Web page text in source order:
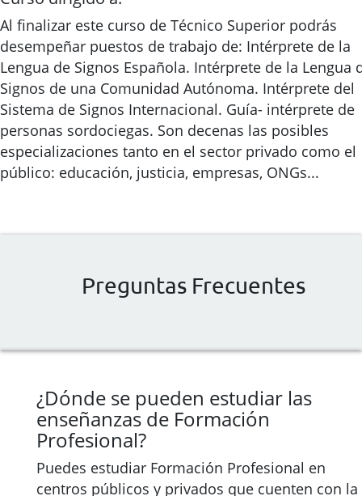
Al finalizar este curso de Técnico Superior podrás
desempeñar puestos de trabajo de: Intérprete de la
Lengua de Signos Española. Intérprete de la Lengua
Signos de una Comunidad Autónoma. Intérprete del
Sistema de Signos Internacional. Guía- intérprete de
personas sordociegas. Son decenas las posibles
especializaciones tanto en el sector privado como el
público: educación, justicia, empresas, ONGs...
Preguntas Frecuentes
¿Dónde se pueden estudiar las
enseñanzas de Formación
Profesional?
Puedes estudiar Formación Profesional en
centros públicos y privados que cuenten con la